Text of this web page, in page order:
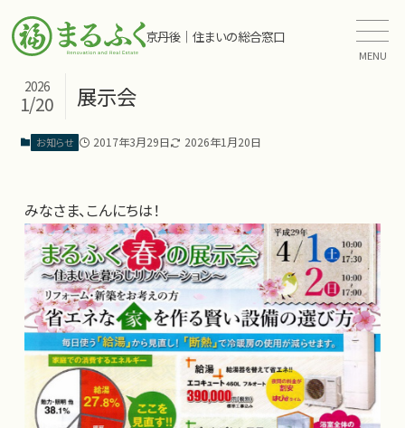
京丹後｜住まいの総合窓口
MENU
展示会
2026
1/20
お知らせ 2017年3月29日 2026年1月20日
みなさま、こんにちは！